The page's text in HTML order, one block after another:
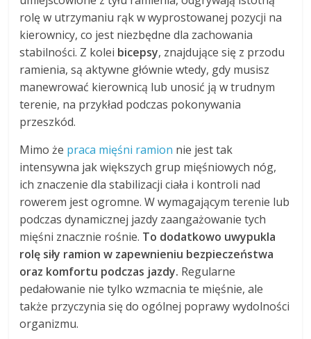
rolę w utrzymaniu rąk w wyprostowanej pozycji na
kierownicy, co jest niezbędne dla zachowania
stabilności. Z kolei bicepsy, znajdujące się z przodu
ramienia, są aktywne głównie wtedy, gdy musisz
manewrować kierownicą lub unosić ją w trudnym
terenie, na przykład podczas pokonywania
przeszkód.
Mimo że praca mięśni ramion nie jest tak
intensywna jak większych grup mięśniowych nóg,
ich znaczenie dla stabilizacji ciała i kontroli nad
rowerem jest ogromne. W wymagającym terenie lub
podczas dynamicznej jazdy zaangażowanie tych
mięśni znacznie rośnie. To dodatkowo uwypukla
rolę siły ramion w zapewnieniu bezpieczeństwa
oraz komfortu podczas jazdy. Regularne
pedałowanie nie tylko wzmacnia te mięśnie, ale
także przyczynia się do ogólnej poprawy wydolności
organizmu.